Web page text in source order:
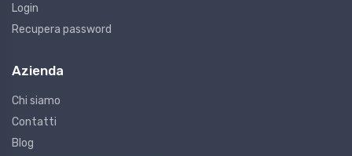
Login
Recupera password
Azienda
Chi siamo
Contatti
Blog